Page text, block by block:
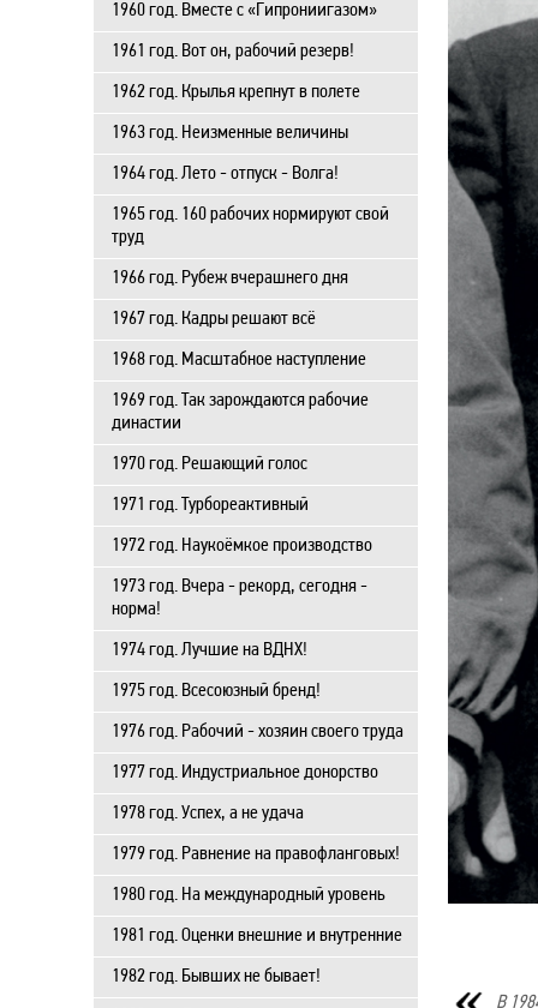
1960 год. Вместе с «Гипрониигазом»
1961 год. Вот он, рабочий резерв!
1962 год. Крылья крепнут в полете
1963 год. Неизменные величины
1964 год. Лето - отпуск - Волга!
1965 год. 160 рабочих нормируют свой
труд
1966 год. Рубеж вчерашнего дня
1967 год. Кадры решают всё
1968 год. Масштабное наступление
1969 год. Так зарождаются рабочие
династии
1970 год. Решающий голос
1971 год. Турбореактивный
1972 год. Наукоёмкое производство
1973 год. Вчера - рекорд, сегодня -
норма!
1974 год. Лучшие на ВДНХ!
1975 год. Всесоюзный бренд!
1976 год. Рабочий - хозяин своего труда
1977 год. Индустриальное донорство
1978 год. Успех, а не удача
1979 год. Равнение на правофланговых!
1980 год. На международный уровень
1981 год. Оценки внешние и внутренние
1982 год. Бывших не бывает!
В